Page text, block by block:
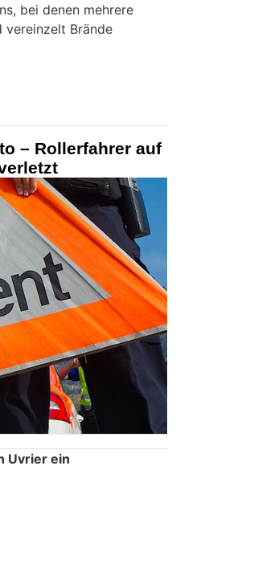
bei denen mehrere
vereinzelt Brände
– Rollerfahrer auf
Uvrier ein